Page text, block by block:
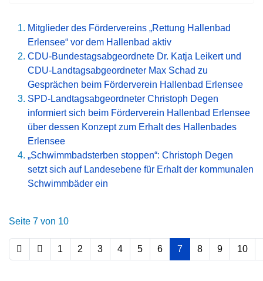
Mitglieder des Fördervereins „Rettung Hallenbad
Erlensee“ vor dem Hallenbad aktiv
CDU-Bundestagsabgeordnete Dr. Katja Leikert und
CDU-Landtagsabgeordneter Max Schad zu
Gesprächen beim Förderverein Hallenbad Erlensee
SPD-Landtagsabgeordneter Christoph Degen
informiert sich beim Förderverein Hallenbad Erlensee
über dessen Konzept zum Erhalt des Hallenbades
Erlensee
„Schwimmbadsterben stoppen“: Christoph Degen
setzt sich auf Landesebene für Erhalt der kommunalen
Schwimmbäder ein
Seite 7 von 10
1 2 3 4 5 6 7 8 9 10